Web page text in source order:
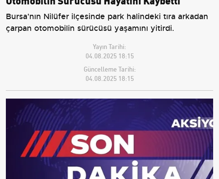
Bursa'nın Nilüfer ilçesinde park halindeki tıra arkadan
çarpan otomobilin sürücüsü yaşamını yitirdi.
Yayın Tarihi:
04.08.2025 18:15
Güncelleme Tarihi:
04.08.2025 18:15